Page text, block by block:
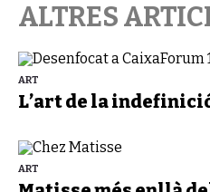
ALTRES
ART
L’art de la
ART